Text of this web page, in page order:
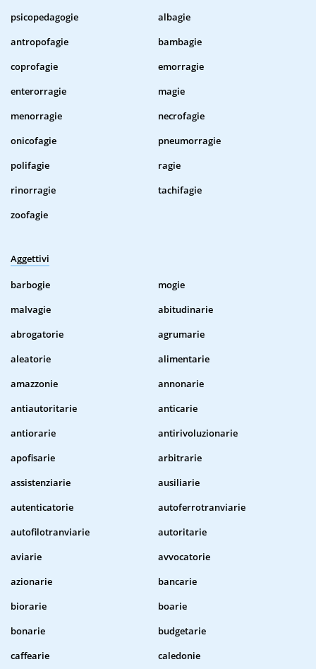
psicopedagogie
albagie
antropofagie
bambagie
coprofagie
emorragie
enterorragie
magie
menorragie
necrofagie
onicofagie
pneumorragie
polifagie
ragie
rinorragie
tachifagie
zoofagie
Aggettivi
barbogie
mogie
malvagie
abitudinarie
abrogatorie
agrumarie
aleatorie
alimentarie
amazzonie
annonarie
antiautoritarie
anticarie
antiorarie
antirivoluzionarie
apofisarie
arbitrarie
assistenziarie
ausiliarie
autenticatorie
autoferrotranviarie
autofilotranviarie
autoritarie
aviarie
avvocatorie
azionarie
bancarie
biorarie
boarie
bonarie
budgetarie
caffearie
caledonie